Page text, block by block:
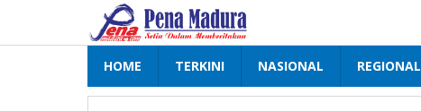
konten
HOME TERKINI NASIONAL REGIONAL